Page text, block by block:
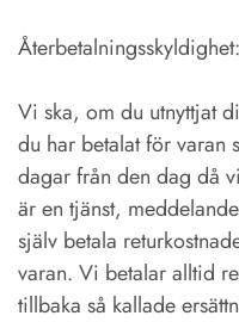
Återbetalningsskyldighet:
Vi ska, om du utnyttjat
du har betalat för varan
dagar från den dag då
är en tjänst,
själv betala
varan. Vi betalar alltid
tillbaka så kallade